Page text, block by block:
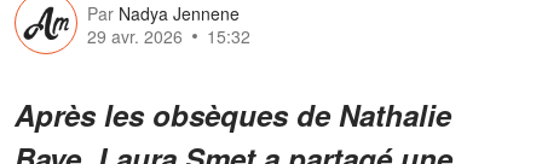
Par Nadya Jennene
29 avr. 2026
15:32
Après les obsèques de Nathalie